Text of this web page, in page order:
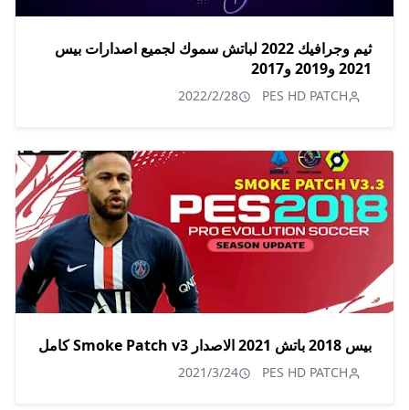
ثيم وجرافيك 2022 لباتش سموك لجميع اصدارات بيس
2021 و2019 و2017
PES HD PATCH
2022/2/28
بيس 2018 باتش 2021 الاصدار Smoke Patch v3 كامل
PES HD PATCH
2021/3/24